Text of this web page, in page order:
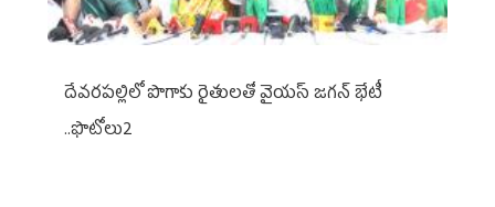
దేవరపల్లిలో పొగాకు రైతులతో వైయస్ జగన్ భేటీ
..ఫొటోలు2